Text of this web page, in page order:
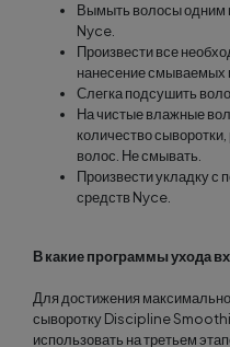
Вымыть волосы одним
Nyce.
Произвести все
нанесение смываемых
Слегка подсушить
На чистые влажные
количество
волос. Не смывать.
Произвести укладку с
средств Nyce.
В какие программы ухода
Для достижения
сыворотку Discipline
использовать на третьем